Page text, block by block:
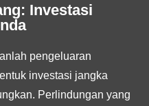
Investasi
pengeluaran
investasi jangka
Perlindungan yang